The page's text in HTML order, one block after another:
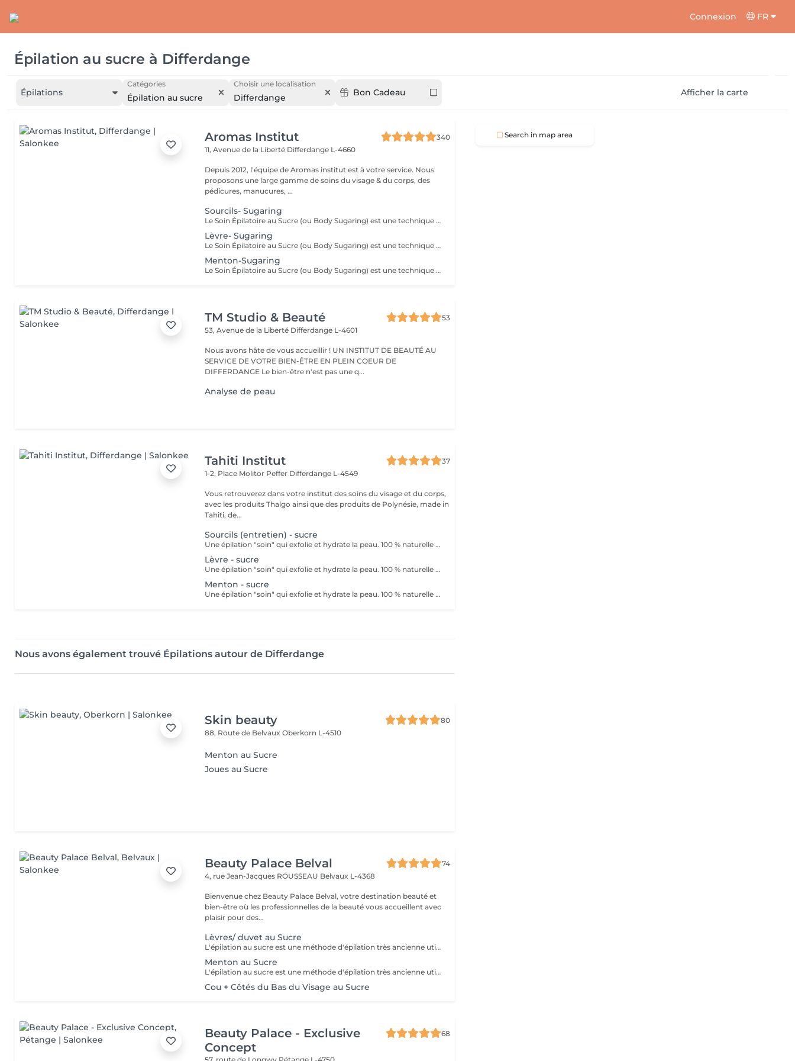
Connexion FR
Épilation au sucre à Differdange
Épilations
Catégories
Épilation au sucre
Choisir une localisation
Differdange Bon Cadeau Afficher la carte
Aromas Institut
340
11, Avenue de la Liberté Differdange L-4660
Depuis 2012, l'équipe de Aromas institut est à votre service. Nous
proposons une large gamme de soins du visage & du corps, des
pédicures, manucures, ...
Sourcils- Sugaring
Le Soin Épilatoire au Sucre (ou Body Sugaring) est une technique d'épilation bien particulière, qui rencontre de plus en plus de succès. Pourtant utilisée depuis des siècle, ce soin épilatoire est très efficafce pour vaincre les poils contrariants, mais il comporte également de nombreux autres avantages : Le soin épilatoire au sucre est : Écologique et 100% Vegan Idéal pour les personnes souffrants de problèmes de circulation Doté d'un pouvoir exfoliant : le sucre rends la peau belle et lisse Gommant : permet une meilleure prise des poils courts et incarnés Empêche les réaction inflammatoires et les folliculites Une épilation semi-définitive : le sucre coule dans le pore pileux, au plus près des racines pour une meilleure prise du bulbe, sans casser le poil. Leur production diminue de façon spectaculaire : 20 à 40% de poils en moins en 1 an.
Lèvre- Sugaring
Le Soin Épilatoire au Sucre (ou Body Sugaring) est une technique d'épilation bien particulière, qui rencontre de plus en plus de succès. Pourtant utilisée depuis des siècle, ce soin épilatoire est très efficafce pour vaincre les poils contrariants, mais il comporte également de nombreux autres avantages : Le soin épilatoire au sucre est : Écologique et 100% Vegan Idéal pour les personnes souffrants de problèmes de circulation Doté d'un pouvoir exfoliant : le sucre rends la peau belle et lisse Gommant : permet une meilleure prise des poils courts et incarnés Empêche les réaction inflammatoires et les folliculites Une épilation semi-définitive : le sucre coule dans le pore pileux, au plus près des racines pour une meilleure prise du bulbe, sans casser le poil. Leur production diminue de façon spectaculaire : 20 à 40% de poils en moins en 1 an.
Menton-Sugaring
Le Soin Épilatoire au Sucre (ou Body Sugaring) est une technique d'épilation bien particulière, qui rencontre de plus en plus de succès. Pourtant utilisée depuis des siècle, ce soin épilatoire est très efficafce pour vaincre les poils contrariants, mais il comporte également de nombreux autres avantages : Le soin épilatoire au sucre est : Écologique et 100% Vegan Idéal pour les personnes souffrants de problèmes de circulation Doté d'un pouvoir exfoliant : le sucre rends la peau belle et lisse Gommant : permet une meilleure prise des poils courts et incarnés Empêche les réaction inflammatoires et les folliculites Une épilation semi-définitive : le sucre coule dans le pore pileux, au plus près des racines pour une meilleure prise du bulbe, sans casser le poil. Leur production diminue de façon spectaculaire : 20 à 40% de poils en moins en 1 an.
TM Studio & Beauté
53
53, Avenue de la Liberté Differdange L-4601
Nous avons hâte de vous accueillir ! UN INSTITUT DE BEAUTÉ AU
SERVICE DE VOTRE BIEN-ÊTRE EN PLEIN COEUR DE
DIFFERDANGE Le bien-être n'est pas une q...
Analyse de peau
Tahiti Institut
37
1-2, Place Molitor Peffer Differdange L-4549
Vous retrouverez dans votre institut des soins du visage et du corps,
avec les produits Thalgo ainsi que des produits de Polynésie, made in
Tahiti, de...
Sourcils (entretien) - sucre
Une épilation "soin" qui exfolie et hydrate la peau. 100 % naturelle et vegane. La sensation de chaleur est diminuée ainsi que les poils incarnés si vous y êtes sujets. Plus durable dans le temps, après 3 séances vous espacerez vos épilations de 7 semaines car cette technique permet le retrait des poils même naissants avec leurs bulbes.
Lèvre - sucre
Une épilation "soin" qui exfolie et hydrate la peau. 100 % naturelle et vegane. La sensation de chaleur est diminuée ainsi que les poils incarnés si vous y êtes sujets. Plus durable dans le temps, après 3 séances vous espacerez vos épilations de 7 semaines car cette technique permet le retrait des poils même naissants avec leurs bulbes.
Menton - sucre
Une épilation "soin" qui exfolie et hydrate la peau. 100 % naturelle et vegane. La sensation de chaleur est diminuée ainsi que les poils incarnés si vous y êtes sujets. Plus durable dans le temps, après 3 séances vous espacerez vos épilations de 7 semaines car cette technique permet le retrait des poils même naissants avec leurs bulbes.
Nous avons également trouvé Épilations autour de Differdange
Skin beauty
80
88, Route de BelvauxOberkorn L-4510
Menton au Sucre
Joues au Sucre
Beauty Palace Belval
74
4, rue Jean-Jacques ROUSSEAU Belvaux L-4368
Bienvenue chez Beauty Palace Belval, votre destination beauté et
bien-être où les professionnelles de la beauté vous accueillent avec
plaisir pour des...
Lèvres/ duvet au Sucre
L'épilation au sucre est une méthode d'épilation très ancienne utilisée depuis 1900 av. JC. Composée d'eau, de jus de citron, de miel et de sucre. 100% naturelle elle à des propriétés exfoliantes. Idéale pour les poils courts, durs ou incarnés. La peau est plus douce et soyeuse.
Menton au Sucre
L'épilation au sucre est une méthode d'épilation très ancienne utilisée depuis 1900 av. JC. Composée d'eau, de jus de citron, de miel et de sucre. 100% naturelle elle à des propriétés exfoliantes. Idéale pour les poils courts, durs ou incarnés. La peau est plus douce et soyeuse.
Cou + Côtés du Bas du Visage au Sucre
Beauty Palace - Exclusive
Concept
68
Search in map area